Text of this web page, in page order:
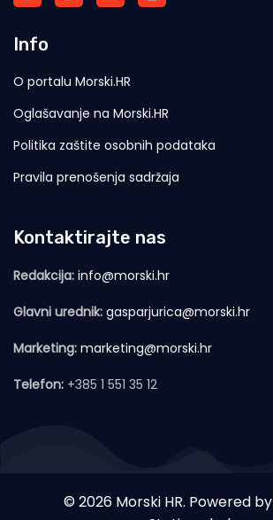
Info
O portalu Morski.HR
Oglašavanje na Morski.HR
Politika zaštite osobnih podataka
Pravila prenošenja sadržaja
Kontaktirajte nas
Redakcija: info@morski.hr
Glavni urednik: gasparjurica@morski.hr
Marketing: marketing@morski.hr
Telefon: +385 1 551 35 12
© 2026 Morski HR. Powered by